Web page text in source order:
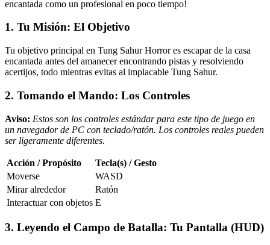
encantada como un profesional en poco tiempo!
1. Tu Misión: El Objetivo
Tu objetivo principal en Tung Sahur Horror es escapar de la casa
encantada antes del amanecer encontrando pistas y resolviendo
acertijos, todo mientras evitas al implacable Tung Sahur.
2. Tomando el Mando: Los Controles
Aviso: Estos son los controles estándar para este tipo de juego en
un navegador de PC con teclado/ratón. Los controles reales pueden
ser ligeramente diferentes.
Acción / Propósito
Tecla(s) / Gesto
Moverse
WASD
Mirar alrededor
Ratón
Interactuar con objetos E
3. Leyendo el Campo de Batalla: Tu Pantalla (HUD)